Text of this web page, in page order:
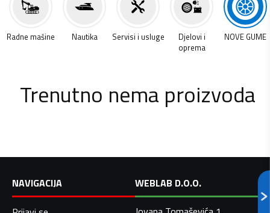
Radne mašine Nautika Servisi i usluge
Djelovi i
oprema
NOVE GUME
Trenutno nema proizvoda
NAVIGACIJA
WEBLAB D.O.O.